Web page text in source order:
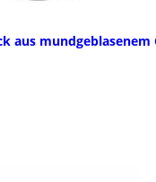
aus mundgeblasenem